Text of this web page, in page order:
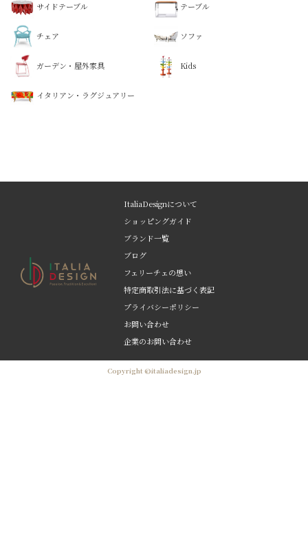
サイドテーブル テーブル
チェア ソファ
ガーデン・屋外家具 Kids
イタリアン・ラグジュアリー
ItaliaDesignについて
ショッピングガイド
ブランド一覧
ブログ
フェリーチェの想い
特定商取引法に基づく表記
プライバシーポリシー
お問い合わせ
企業のお問い合わせ
Copyright ©italiadesign.jp